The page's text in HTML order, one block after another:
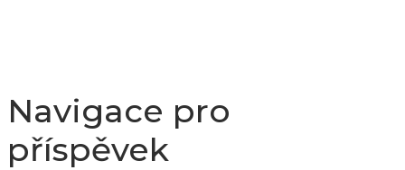
Navigace pro
příspěvek